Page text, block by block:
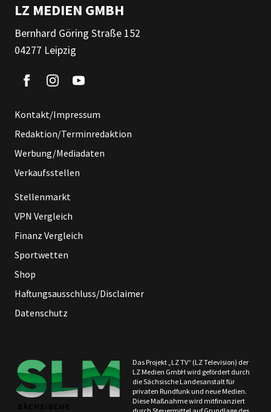
LZ MEDIEN GMBH
Bernhard Göring Straße 152
04277 Leipzig
Kontakt/Impressum
Redaktion/Terminredaktion
Werbung/Mediadaten
Verkaufsstellen
Stellenmarkt
VPN Vergleich
Finanz Vergleich
Sportwetten
Shop
Haftungsausschluss/Disclaimer
Datenschutz
Das Projekt „LZ TV“ (LZ Television) der
LZ Medien GmbH wird gefördert durch
die Sächsische Landesanstalt für
privaten Rundfunk und neue Medien.
Diese Maßnahme wird mitfinanziert